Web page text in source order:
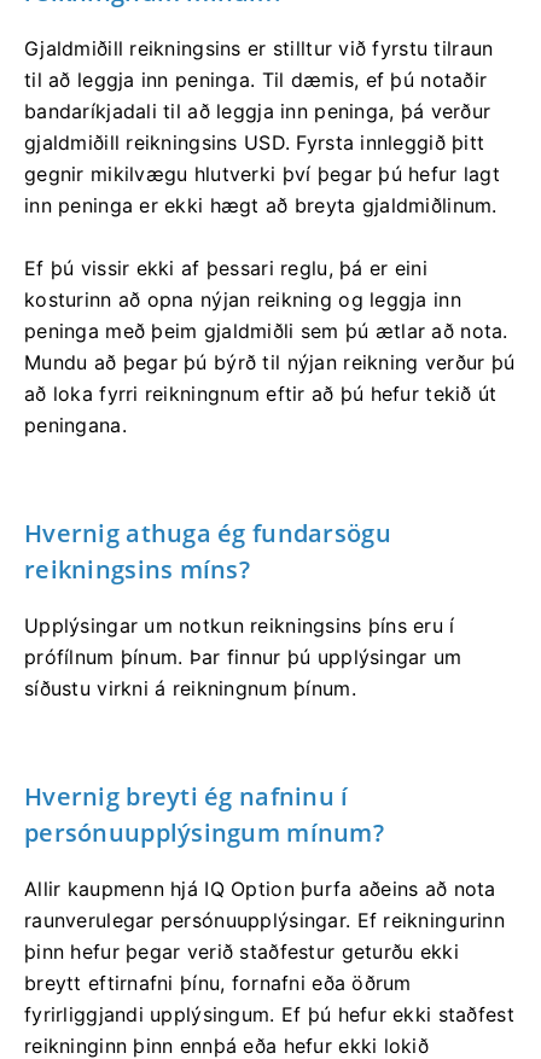
Gjaldmiðill reikningsins er stilltur við fyrstu tilraun
til að leggja inn peninga. Til dæmis, ef þú notaðir
bandaríkjadali til að leggja inn peninga, þá verður
gjaldmiðill reikningsins USD. Fyrsta innleggið þitt
gegnir mikilvægu hlutverki því þegar þú hefur lagt
inn peninga er ekki hægt að breyta gjaldmiðlinum.
Ef þú vissir ekki af þessari reglu, þá er eini
kosturinn að opna nýjan reikning og leggja inn
peninga með þeim gjaldmiðli sem þú ætlar að nota.
Mundu að þegar þú býrð til nýjan reikning verður þú
að loka fyrri reikningnum eftir að þú hefur tekið út
peningana.
Hvernig athuga ég fundarsögu
reikningsins míns?
Upplýsingar um notkun reikningsins þíns eru í
prófílnum þínum. Þar finnur þú upplýsingar um
síðustu virkni á reikningnum þínum.
Hvernig breyti ég nafninu í
persónuupplýsingum mínum?
Allir kaupmenn hjá IQ Option þurfa aðeins að nota
raunverulegar persónuupplýsingar. Ef reikningurinn
þinn hefur þegar verið staðfestur geturðu ekki
breytt eftirnafni þínu, fornafni eða öðrum
fyrirliggjandi upplýsingum. Ef þú hefur ekki staðfest
reikninginn þinn ennþá eða hefur ekki lokið